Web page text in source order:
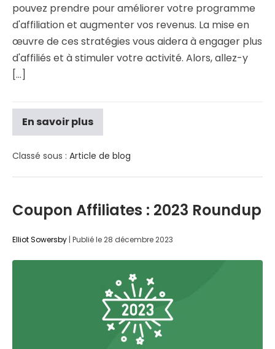
pouvez prendre pour améliorer votre programme
d'affiliation et augmenter vos revenus. La mise en
œuvre de ces stratégies vous aidera à engager plus
d'affiliés et à stimuler votre activité. Alors, allez-y
[...]
En savoir plus
Classé sous : Article de blog
Coupon Affiliates : 2023 Roundup
Elliot Sowersby | Publié le28 décembre 2023